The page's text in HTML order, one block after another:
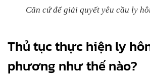
Căn cứ để giải quyết yêu cầu ly
Thủ tục thực hiện ly
phương như thế nào?